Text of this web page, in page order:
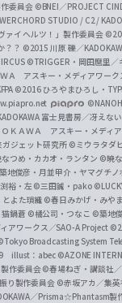
委員会 ©BNEI／PROJECT
STUDIO / C2 /
ァイ ヘルツ！」製作委員会
？？ ©2015 川原 礫／
©TRIGGER・岡田麿里／
Ａ アスキー・メディアワーク
©2016 ひろやまひろし・
富士見書房／冴えな
ＫＡＷＡ アスキー・メディ
ジェット研究所 ©ミウラタダ
つめ・カカオ・ランタン ©暁
地俊彦・月並甲介・ヤマグチノ
裕・左©三田誠・pako
よた瑣織 ©春日みかげ・みや
鍋蒼 ©橘公司・つなこ ©築地
アワークス／SAO-A Project
Broadcasting System
illust：abec ©AZONE
作委員会©春場ねぎ・講談社
り製作委員会 ©赤坂アカ／集英
／Prisma☆Phantasm製